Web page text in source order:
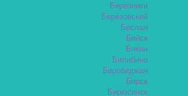
Березники
Берёзовский
Беслан
Бийск
Бикин
Билибино
Биробиджан
Бирск
Бирюсинск